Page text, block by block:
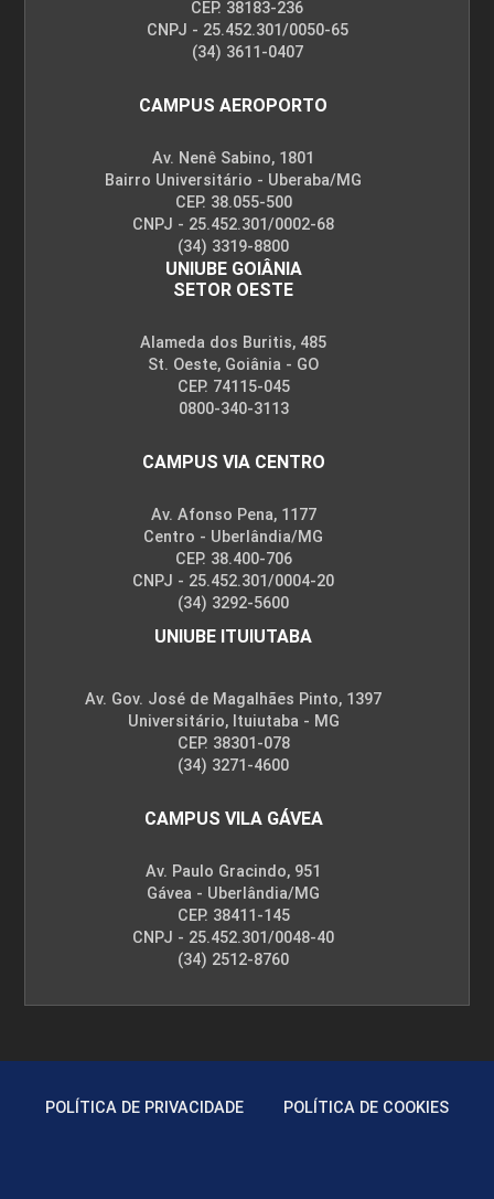
CEP. 38183-236
CNPJ - 25.452.301/0050-65
(34) 3611-0407
CAMPUS AEROPORTO
Av. Nenê Sabino, 1801
Bairro Universitário - Uberaba/MG
CEP. 38.055-500
CNPJ - 25.452.301/0002-68
(34) 3319-8800
UNIUBE GOIÂNIA
SETOR OESTE
Alameda dos Buritis, 485
St. Oeste, Goiânia - GO
CEP. 74115-045
0800-340-3113
CAMPUS VIA CENTRO
Av. Afonso Pena, 1177
Centro - Uberlândia/MG
CEP. 38.400-706
CNPJ - 25.452.301/0004-20
(34) 3292-5600
UNIUBE ITUIUTABA
Av. Gov. José de Magalhães Pinto, 1397
Universitário, Ituiutaba - MG
CEP. 38301-078
(34) 3271-4600
CAMPUS VILA GÁVEA
Av. Paulo Gracindo, 951
Gávea - Uberlândia/MG
CEP. 38411-145
CNPJ - 25.452.301/0048-40
(34) 2512-8760
POLÍTICA DE PRIVACIDADE POLÍTICA DE COOKIES